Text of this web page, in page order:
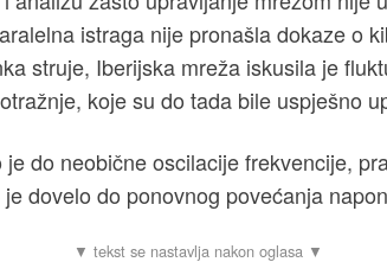
istraga nije pronašla dokaze o
struje, Iberijska mreža iskusila je
koje su do tada bile uspješno
do neobične oscilacije frekvencije,
dovelo do ponovnog povećanja